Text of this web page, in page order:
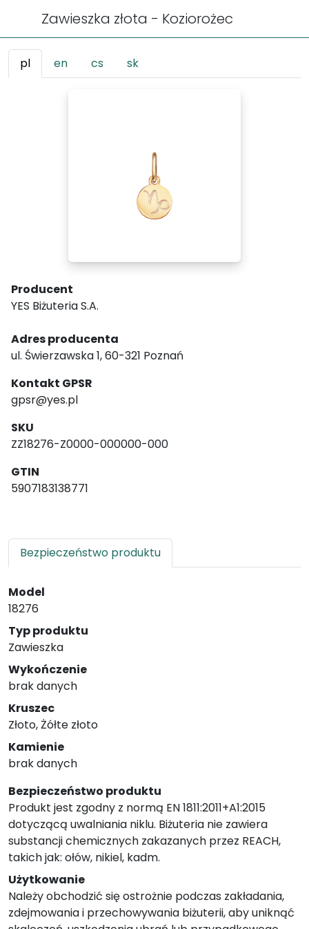
Zawieszka złota - Koziorożec
pl en cs sk
Producent
YES Biżuteria S.A.
Adres producenta
ul. Świerzawska 1, 60-321 Poznań
Kontakt GPSR
gpsr@yes.pl
SKU
ZZ18276-Z0000-000000-000
GTIN
5907183138771
Bezpieczeństwo produktu
Model
18276
Typ produktu
Zawieszka
Wykończenie
brak danych
Kruszec
Złoto, Żółte złoto
Kamienie
brak danych
Bezpieczeństwo produktu
Produkt jest zgodny z normą EN 1811:2011+A1:2015
dotyczącą uwalniania niklu. Biżuteria nie zawiera
substancji chemicznych zakazanych przez REACH,
takich jak: ołów, nikiel, kadm.
Użytkowanie
Należy obchodzić się ostrożnie podczas zakładania,
zdejmowania i przechowywania biżuterii, aby uniknąć